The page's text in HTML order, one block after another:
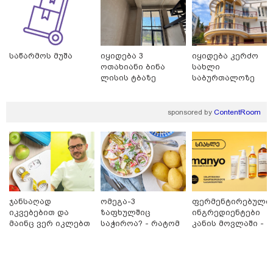
09:52 / 07-08-2026
"რაკეტები ჩვენც გვჭირდება" - დონალდ
ტრამპი უკრაინისთვის Patriot-ის
რაკეტების გაგზავნაზე
საწარმოს მუშა
იყიდება 3
ოთახიანი ბინა
ლისის ტბაზე
იყიდება კერძო
სახლი
საბურთალოზე
sponsored by ContentRoom
ჯანსაღად
იკვებებით და
მაინც ვერ იკლებთ
ომეგა-3
ზაფხულშიც
საჭიროა? - რატომ
ფერმენტირებული
ინგრედიენტები
კანის მოვლაში -